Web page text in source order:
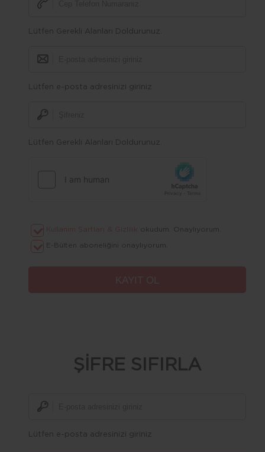
Lütfen Gerekli Alanları Doldurunuz.
Lütfen e-posta adresinizi giriniz
Lütfen Gerekli Alanları Doldurunuz.
okudum. Onaylıyorum.
E-Bülten aboneliğini onaylıyorum.
ŞİFRE SIFIRLA
Lütfen e-posta adresinizi giriniz